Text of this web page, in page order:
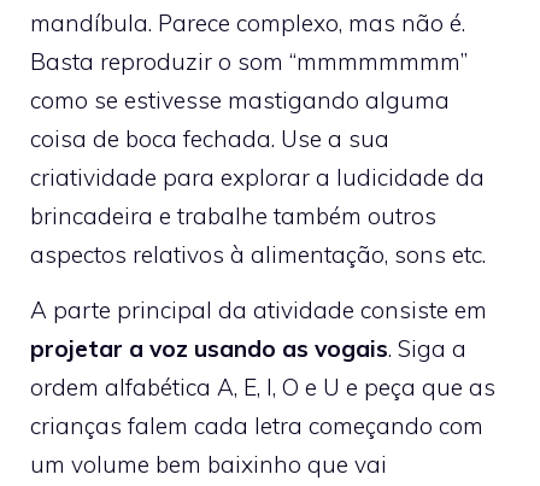
mandíbula. Parece complexo, mas não é.
Basta reproduzir o som “mmmmmmmm”
como se estivesse mastigando alguma
coisa de boca fechada. Use a sua
criatividade para explorar a ludicidade da
brincadeira e trabalhe também outros
aspectos relativos à alimentação, sons etc.
A parte principal da atividade consiste em
projetar a voz usando as vogais. Siga a
ordem alfabética A, E, I, O e U e peça que as
crianças falem cada letra começando com
um volume bem baixinho que vai